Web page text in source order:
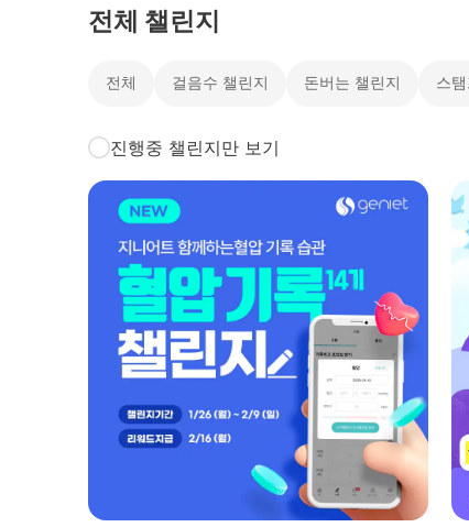
전체 챌린지
전체 걸음수 챌린지 돈버는 챌린지 스
진행중 챌린지만 보기